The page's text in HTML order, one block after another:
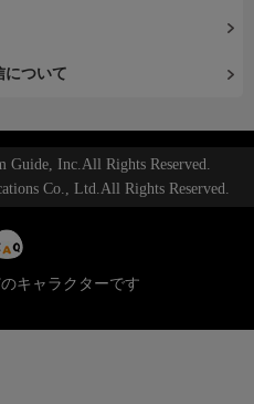
について
Inc.All Rights Reserved.
Co., Ltd.All Rights Reserved.
キャラクターです